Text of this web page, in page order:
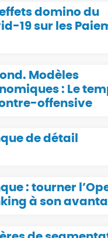
domino du
19 sur les
Modèles
: Le
offensive
de détail
: tourner
à son